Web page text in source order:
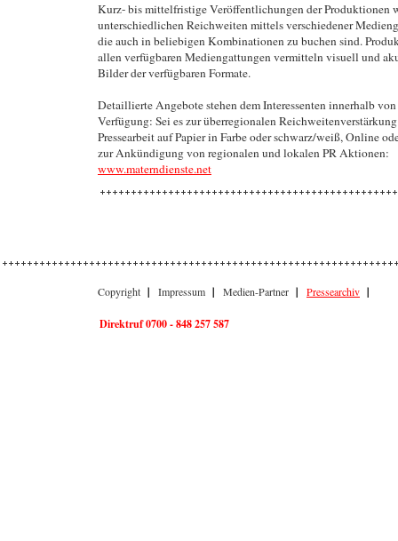
Kurz- bis mittelfristige Veröffentlichungen der Produktionen
unterschiedlichen Reichweiten mittels verschiedener
die auch in beliebigen Kombinationen zu buchen sind.
allen verfügbaren Mediengattungen vermitteln visuell und
Bilder der verfügbaren Formate.
Detaillierte Angebote stehen dem Interessenten innerhalb
Verfügung: Sei es zur überregionalen
Pressearbeit auf Papier in Farbe oder schwarz/weiß, Online
zur Ankündigung von regionalen und lokalen PR Aktionen:
www.materndienste.net
Copyright Impressum Medien-Partner Pressearchiv
Direktruf 0700 - 848 257 587